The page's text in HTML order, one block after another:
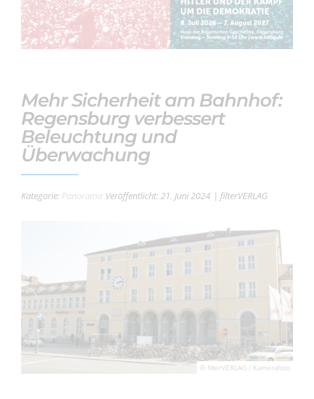
Mehr Sicherheit am Bahnhof:
Regensburg verbessert
Beleuchtung und
Überwachung
Kategorie: Panorama Veröffentlicht: 21. Juni 2024 | filterVERLAG
© filterVERLAG / Kamerafoto